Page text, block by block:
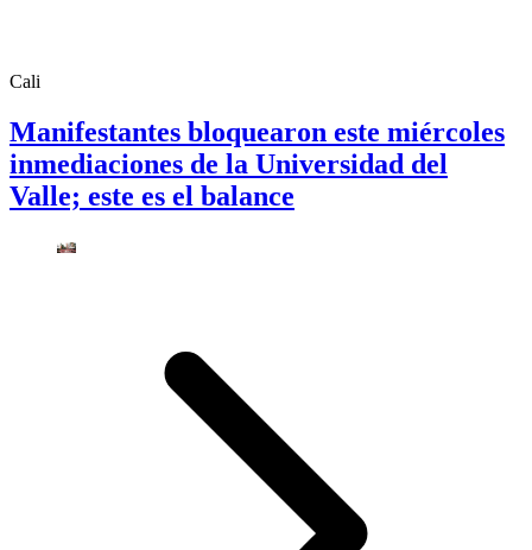
Cali
Manifestantes bloquearon este miércoles
inmediaciones de la Universidad del
Valle; este es el balance